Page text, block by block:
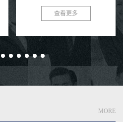
在各类给水工程中得到了广泛的应
用。这种钢管以其独特的螺旋结
性...
查看更多
MORE